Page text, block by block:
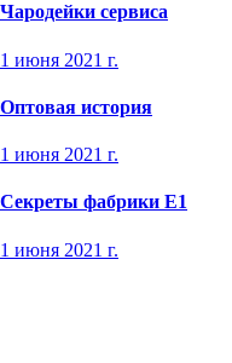
Чародейки сервиса
1 июня 2021 г.
Оптовая история
1 июня 2021 г.
Секреты фабрики Е1
1 июня 2021 г.